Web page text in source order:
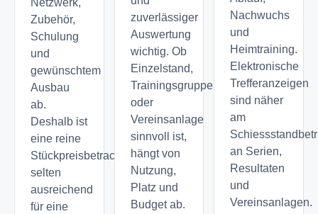
Netzwerk,
Zubehör,
Schulung
und
gewünschtem
Ausbau
ab.
Deshalb ist
eine reine
Stückpreisbetrachtung
selten
ausreichend
für eine
zuverlässiger
Auswertung
wichtig. Ob
Einzelstand,
Trainingsgruppe
oder
Vereinsanlage
sinnvoll ist,
hängt von
Nutzung,
Platz und
Budget ab.
Nachwuchs
und
Heimtraining.
Elektronische
Trefferanzeigen
sind näher
am
an Serien,
Resultaten
und
Vereinsanlagen.